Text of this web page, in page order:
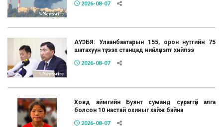
2026-08-07
АҮЭБЯ: Улаанбаатарын 155, орон нутгийн 75
шатахуун түгээх станцад нийлүүлэлт хийлээ
2026-08-07
Ховд аймгийн Буянт суманд сураггүй алга
болсон 10 настай охиныг хайж байна
2026-08-07